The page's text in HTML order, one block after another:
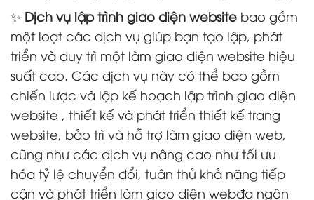
✨ Dịch vụ lập trình giao diện website bao gồm
một loạt các dịch vụ giúp bạn tạo lập, phát
triển và duy trì một làm giao diện website hiệu
suất cao. Các dịch vụ này có thể bao gồm
chiến lược và lập kế hoạch lập trình giao diện
website , thiết kế và phát triển thiết kế trang
website, bảo trì và hỗ trợ làm giao diện web,
cũng như các dịch vụ nâng cao như tối ưu
hóa tỷ lệ chuyển đổi, tuân thủ khả năng tiếp
cận và phát triển làm giao diện webđa ngôn